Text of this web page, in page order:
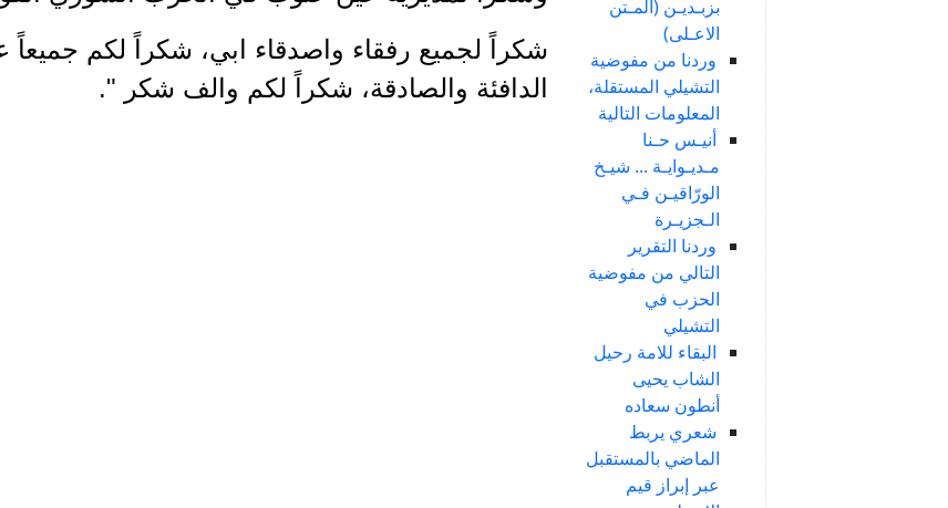
بزبـديـن (المـتن
الاعـلى)
وردنا من مفوضية
التشيلي المستقلة،
المعلومات التالية
أنيـس حـنا
مـديـوايـة ... شيـخ
الورّاقيـن فـي
الـجزيـرة
وردنا التقرير
التالي من مفوضية
الحزب في
التشيلي
البقاء للامة رحيل
الشاب يحيى
أنطون سعاده
شعري يربط
الماضي بالمستقبل
عبر إبراز قيم
شكراً لجميع رفقاء واصدقاء ابي، شكراً لكم جميعاً
الدافئة والصادقة، شكراً لكم والف شكر ".